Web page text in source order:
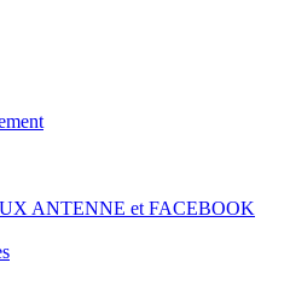
ANTENNE et FACEBOOK